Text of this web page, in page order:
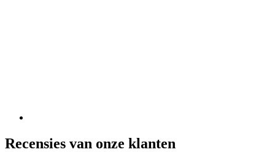
Recensies van onze klanten